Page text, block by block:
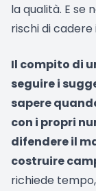
la qualità. E se
rischi di
Il compito di
seguire i
sapere
con i propri
difendere il
costruire
richiede